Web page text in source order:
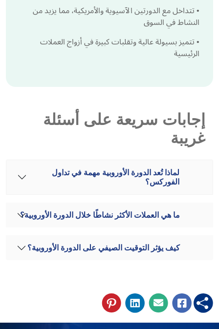
•تتداخل مع الدورتين الآسيوية والأمريكية، مما يزيد من
النشاط في السوق
•تتميز بسيولة عالية وتقلبات كبيرة في أزواج العملات
الرئيسية
إجابات سريعة على أسئلة
غريبة
لماذا تُعد الدورة الأوروبية مهمة في تداول
الفوركس؟
ما هي العملات الأكثر نشاطًا خلال الدورة الأوروبية؟
كيف يؤثر التوقيت الصيفي على الدورة الأوروبية؟